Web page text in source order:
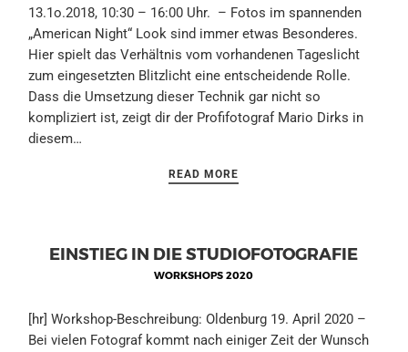
13.1o.2018, 10:30 – 16:00 Uhr. – Fotos im spannenden
„American Night“ Look sind immer etwas Besonderes.
Hier spielt das Verhältnis vom vorhandenen Tageslicht
zum eingesetzten Blitzlicht eine entscheidende Rolle.
Dass die Umsetzung dieser Technik gar nicht so
kompliziert ist, zeigt dir der Profifotograf Mario Dirks in
diesem…
READ MORE
EINSTIEG IN DIE STUDIOFOTOGRAFIE
WORKSHOPS 2020
[hr] Workshop-Beschreibung: Oldenburg 19. April 2020 –
Bei vielen Fotograf kommt nach einiger Zeit der Wunsch